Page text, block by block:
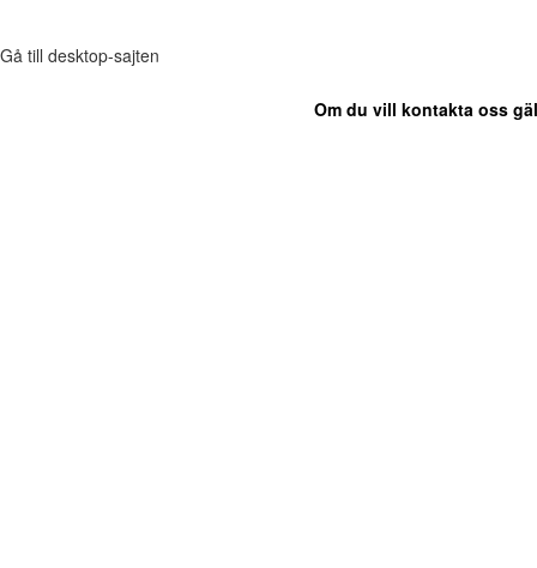
Gå till desktop-sajten
Om du vill kontakta oss